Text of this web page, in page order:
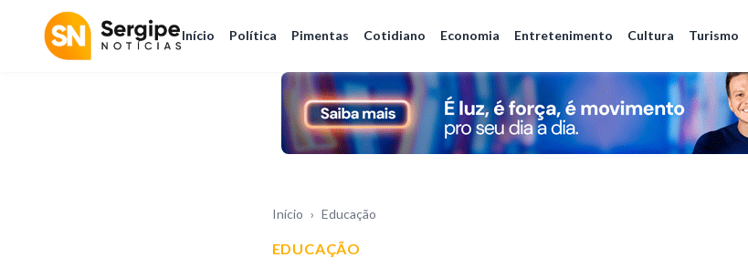
Início Política Pimentas Cotidiano Economia Entretenimento Cultura Turismo
Início › Educação
EDUCAÇÃO